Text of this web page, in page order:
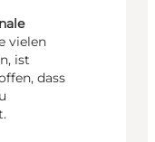
vielen
ist
dass